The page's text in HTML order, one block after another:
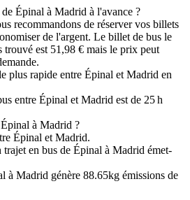
Épinal à Madrid à l'avance ?
recommandons de réserver vos billets
de l'argent. Le billet de bus le
trouvé est 51,98 € mais le prix peut
plus rapide entre Épinal et Madrid en
entre Épinal et Madrid est de 25 h
à Madrid ?
Épinal et Madrid.
en bus de Épinal à Madrid émet-
à Madrid génère 88.65kg émissions de